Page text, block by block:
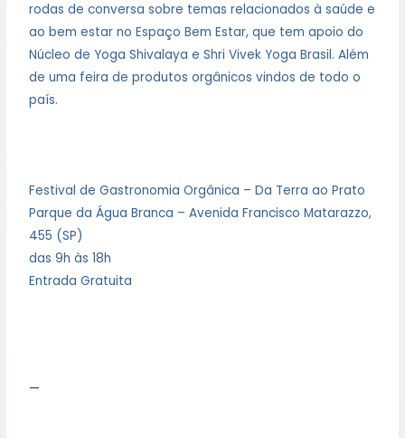
rodas de conversa sobre temas relacionados à saúde e
ao bem estar no Espaço Bem Estar, que tem apoio do
Núcleo de Yoga Shivalaya e Shri Vivek Yoga Brasil. Além
de uma feira de produtos orgânicos vindos de todo o
país.
Festival de Gastronomia Orgânica – Da Terra ao Prato
Parque da Água Branca – Avenida Francisco Matarazzo,
455 (SP)
das 9h às 18h
Entrada Gratuita
—